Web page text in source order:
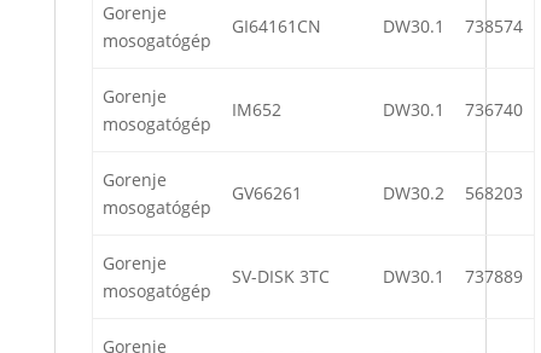
Gorenje
mosogatógép
GI64161CN DW30.1 738574
Gorenje
mosogatógép
IM652 DW30.1 736740
Gorenje
mosogatógép
GV66261 DW30.2 568203
Gorenje
mosogatógép
SV-DISK 3TC DW30.1 737889
Gorenje